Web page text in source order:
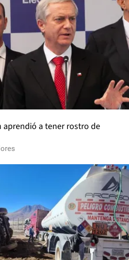
a tener rostro de